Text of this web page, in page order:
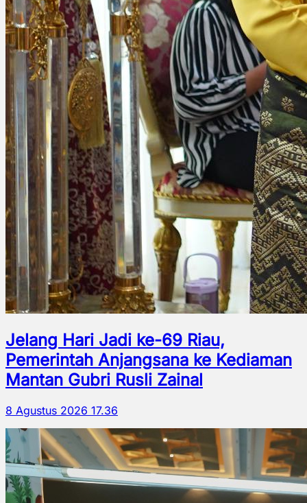
Jelang Hari Jadi ke-69 Riau,
Pemerintah Anjangsana ke Kediaman
Mantan Gubri Rusli Zainal
8 Agustus 2026 17.36